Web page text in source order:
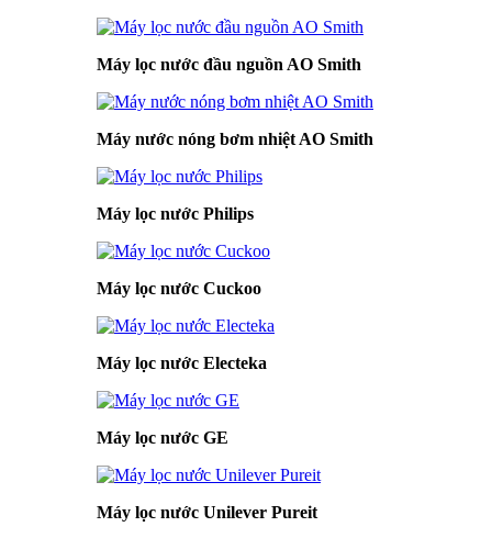
Máy lọc nước đầu nguồn AO Smith
Máy nước nóng bơm nhiệt AO Smith
Máy lọc nước Philips
Máy lọc nước Cuckoo
Máy lọc nước Electeka
Máy lọc nước GE
Máy lọc nước Unilever Pureit